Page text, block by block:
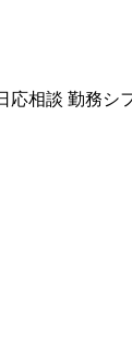
応相談 勤務シ